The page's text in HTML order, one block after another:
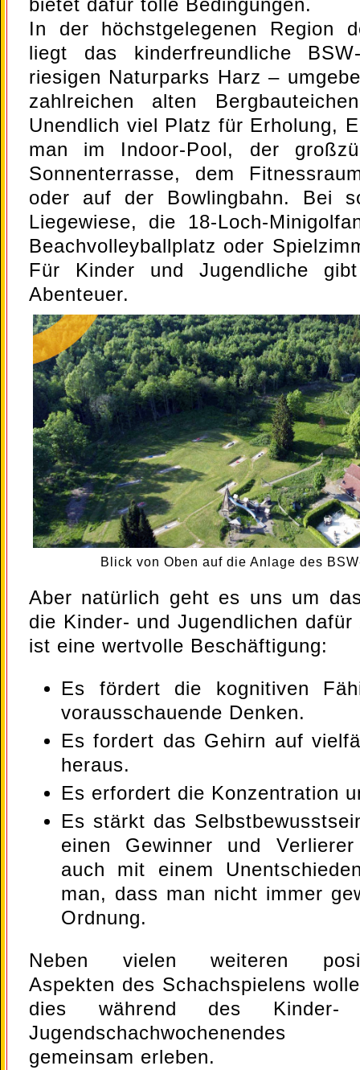
bietet dafür tolle Bedingungen.
In der höchstgelegenen Region
liegt das kinderfreundliche
riesigen Naturparks Harz –
zahlreichen alten
Unendlich viel Platz für Erholung,
man im Indoor-Pool, der
Sonnenterrasse, dem
oder auf der Bowlingbahn. Bei
Liegewiese, die 18-Loch-
Beachvolleyballplatz oder
Für Kinder und Jugendliche
Abenteuer.
Blick von Oben auf die Anlage des
Aber natürlich geht es uns um
die Kinder- und Jugendlichen
ist eine wertvolle Beschäftigung:
Es fördert die kognitiven
vorausschauende Denken.
Es fordert das Gehirn auf
heraus.
Es erfordert die Konzentration
Es stärkt das
einen Gewinner und
auch mit einem
man, dass man nicht immer
Ordnung.
Neben vielen weiteren
Aspekten des Schachspielens
dies während des Kinder-
Jugendschachwochenendes
gemeinsam erleben.